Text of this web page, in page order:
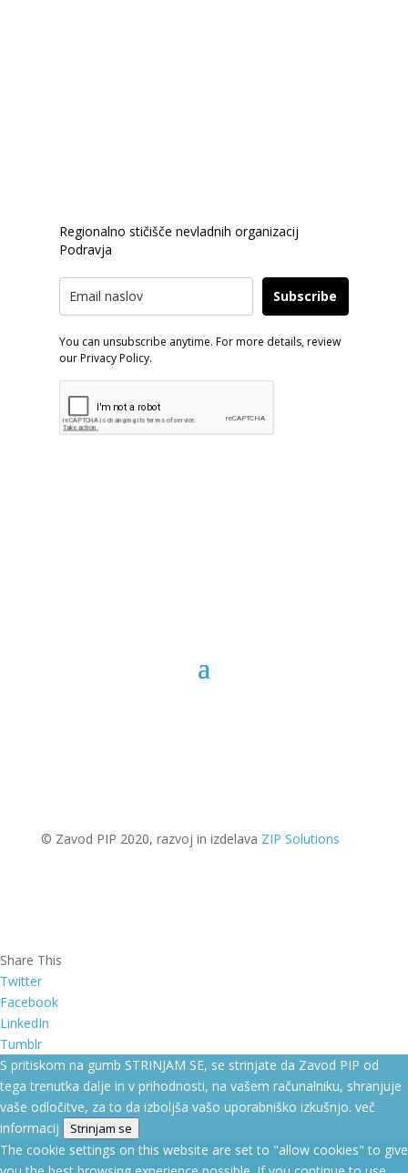
Regionalno stičišče nevladnih organizacij
Podravja
Subscribe
You can unsubscribe anytime. For more details, review
our Privacy Policy.
© Zavod PIP 2020, razvoj in izdelava ZIP Solutions
Share This
Twitter
Facebook
LinkedIn
Tumblr
S pritiskom na gumb STRINJAM SE, se strinjate da Zavod PIP od
tega trenutka dalje in v prihodnosti, na vašem računalniku, shranjuje
vaše odločitve, za to da izboljša vašo uporabniško izkušnjo. več
informacij
Strinjam se
The cookie settings on this website are set to "allow cookies" to give